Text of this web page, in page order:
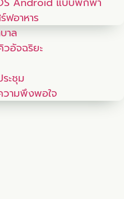
ฟอาหาร
าล
อัจฉริยะ
ะชุม
วามพึงพอใจ